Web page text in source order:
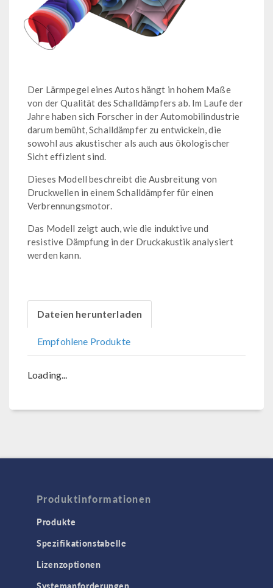
Der Lärmpegel eines Autos hängt in hohem Maße
von der Qualität des Schalldämpfers ab. Im Laufe der
Jahre haben sich Forscher in der Automobilindustrie
darum bemüht, Schalldämpfer zu entwickeln, die
sowohl aus akustischer als auch aus ökologischer
Sicht effizient sind.
Dieses Modell beschreibt die Ausbreitung von
Druckwellen in einem Schalldämpfer für einen
Verbrennungsmotor.
Das Modell zeigt auch, wie die induktive und
resistive Dämpfung in der Druckakustik analysiert
werden kann.
Dateien herunterladen
Empfohlene Produkte
Loading...
Produktinformationen
Produkte
Spezifikationstabelle
Lizenzoptionen